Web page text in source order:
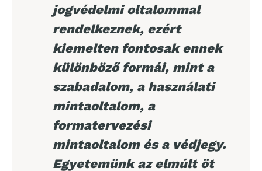
jogvédelmi oltalommal
rendelkeznek, ezért
kiemelten fontosak ennek
különböző formái, mint a
szabadalom, a használati
mintaoltalom, a
formatervezési
mintaoltalom és a védjegy.
Egyetemünk az elmúlt öt